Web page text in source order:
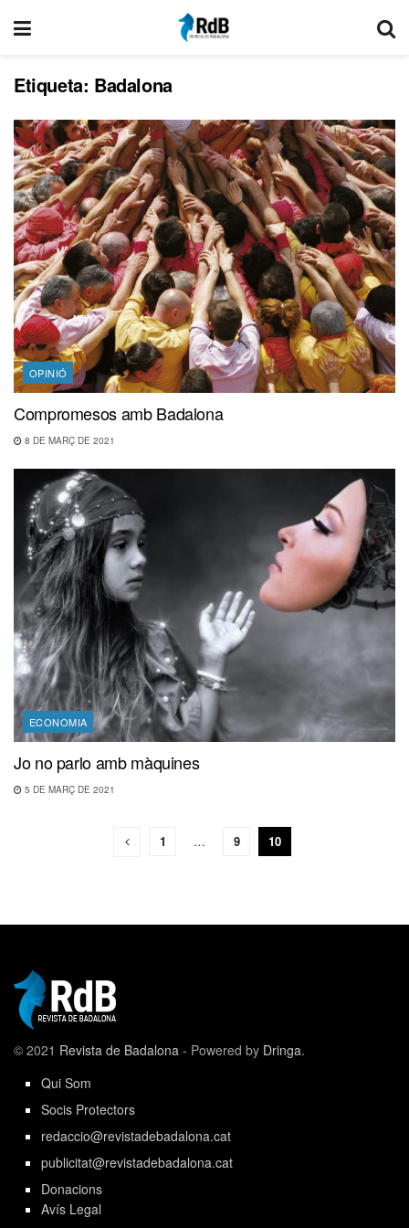
Etiqueta: Badalona
OPINIÓ
Compromesos amb Badalona
8 DE MARÇ DE 2021
ECONOMIA
Jo no parlo amb màquines
5 DE MARÇ DE 2021
1 … 9 10
© 2021 Revista de Badalona - Powered by Dringa.
Qui Som
Socis Protectors
redaccio@revistadebadalona.cat
publicitat@revistadebadalona.cat
Donacions
Avís Legal